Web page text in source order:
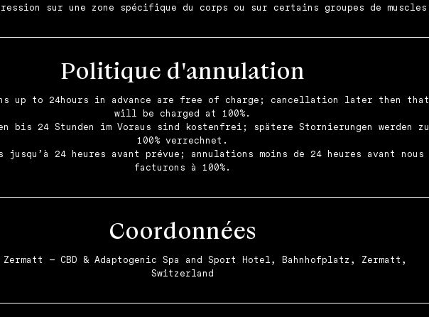
Politique d'annulation
up to 24hours in advance are free of charge; cancellation later then that
will be charged at 100%.
bis 24 Stunden im Voraus sind kostenfrei; spätere Stornierungen werden zu
100% verrechnet.
jusqu’à 24 heures avant prévue; annulations moins de 24 heures avant nous
Coordonnées
Zermatt – CBD & Adaptogenic Spa and Sport Hotel, Bahnhofplatz, Zermatt,
Switzerland